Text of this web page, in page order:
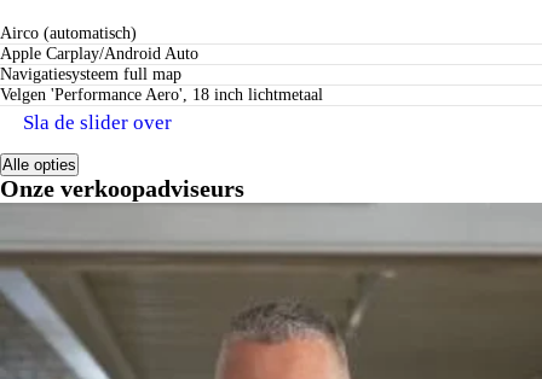
airco (automatisch)
Apple Carplay/Android Auto
navigatiesysteem full map
Velgen 'Performance Aero', 18 inch lichtmetaal
Alle opties
Onze verkoopadviseurs
Sla de slider over